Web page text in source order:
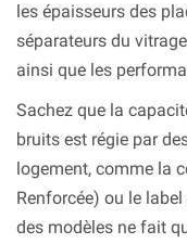
les épaisseurs des
séparateurs du
ainsi que les
Sachez que la
bruits est régie par
logement, comme la
Renforcée) ou le
des modèles ne fait